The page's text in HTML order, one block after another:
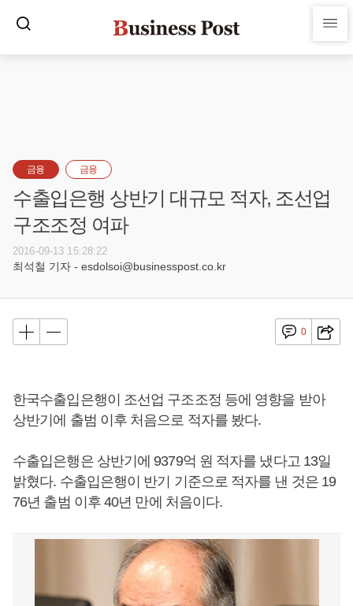
금융 금융
수출입은행 상반기 대규모 적자, 조선업
구조조정 여파
2016-09-13 15:28:22
최석철 기자 - esdolsoi@businesspost.co.kr
0
한국수출입은행이 조선업 구조조정 등에 영향을 받아
상반기에 출범 이후 처음으로 적자를 봤다.
수출입은행은 상반기에 9379억 원 적자를 냈다고 13일
밝혔다. 수출입은행이 반기 기준으로 적자를 낸 것은 19
76년 출범 이후 40년 만에 처음이다.